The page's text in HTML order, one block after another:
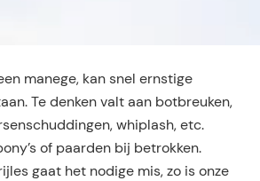
manege, kan snel ernstige
Te denken valt aan botbreuken,
whiplash, etc.
of paarden bij betrokken.
gaat het nodige mis, zo is onze